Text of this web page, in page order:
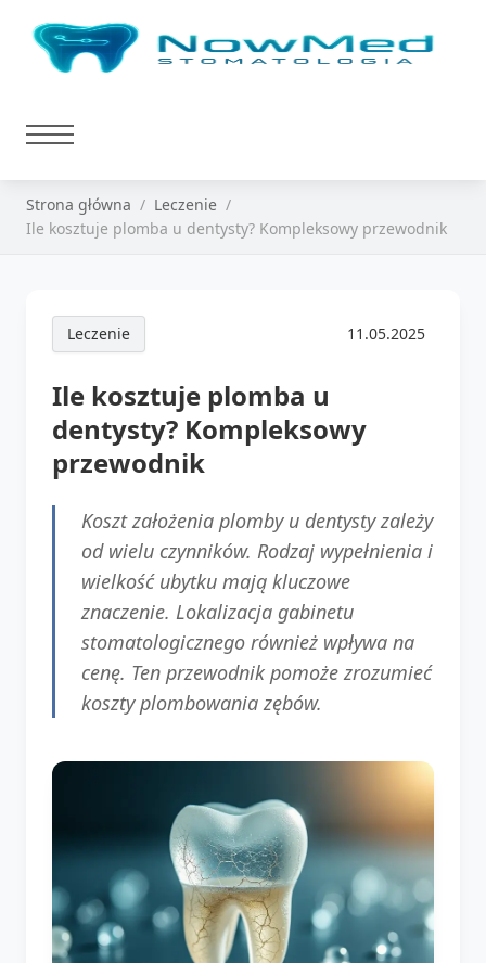
Strona główna
Leczenie
Ile kosztuje plomba u dentysty? Kompleksowy przewodnik
Leczenie 11.05.2025
Ile kosztuje plomba u
dentysty? Kompleksowy
przewodnik
Koszt założenia plomby u dentysty zależy
od wielu czynników. Rodzaj wypełnienia i
wielkość ubytku mają kluczowe
znaczenie. Lokalizacja gabinetu
stomatologicznego również wpływa na
cenę. Ten przewodnik pomoże zrozumieć
koszty plombowania zębów.